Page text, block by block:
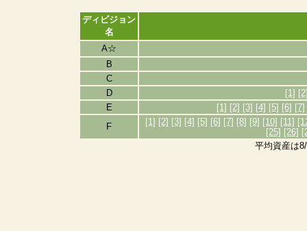
ディビジョン
名
A☆
B
C
D
[1]
E
[1] [2] [3] [4] [5] [6] [7]
F
[1] [2] [3] [4] [5] [6] [7] [8] [9] [10] [11]
[25] [26]
平均資産は